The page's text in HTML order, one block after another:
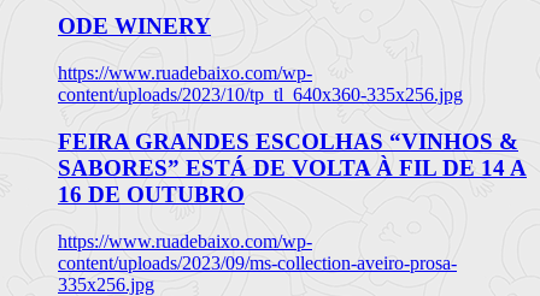
ODE WINERY
https://www.ruadebaixo.com/wp-
content/uploads/2023/10/tp_tl_640x360-335x256.jpg
FEIRA GRANDES ESCOLHAS “VINHOS &
SABORES” ESTÁ DE VOLTA À FIL DE 14 A
16 DE OUTUBRO
https://www.ruadebaixo.com/wp-
content/uploads/2023/09/ms-collection-aveiro-prosa-
335x256.jpg